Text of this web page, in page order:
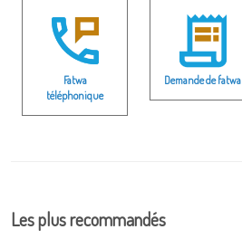
Fatwa
téléphonique
Demande de fatwa
Les plus recommandés